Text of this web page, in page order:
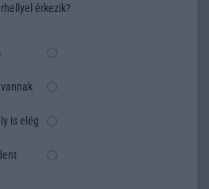
érkezik?
is elég